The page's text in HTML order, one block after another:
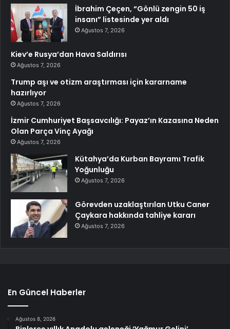
İbrahim Çeçen, “Gönlü zengin 50 iş
insanı” listesinde yer aldı
Ağustos 7, 2026
Kiev’e Rusya’dan Hava Saldırısı
Ağustos 7, 2026
Trump aşı ve otizm araştırması için kararname
hazırlıyor
Ağustos 7, 2026
İzmir Cumhuriyet Başsavcılığı: Payaz’ın Kazasına Neden
Olan Parça Vinç Ayağı
Ağustos 7, 2026
Kütahya’da Kurban Bayramı Trafik
Yoğunluğu
Ağustos 7, 2026
Görevden uzaklaştırılan Utku Caner
Çaykara hakkında tahliye kararı
Ağustos 7, 2026
En Güncel Haberler
Ağustos 8, 2026